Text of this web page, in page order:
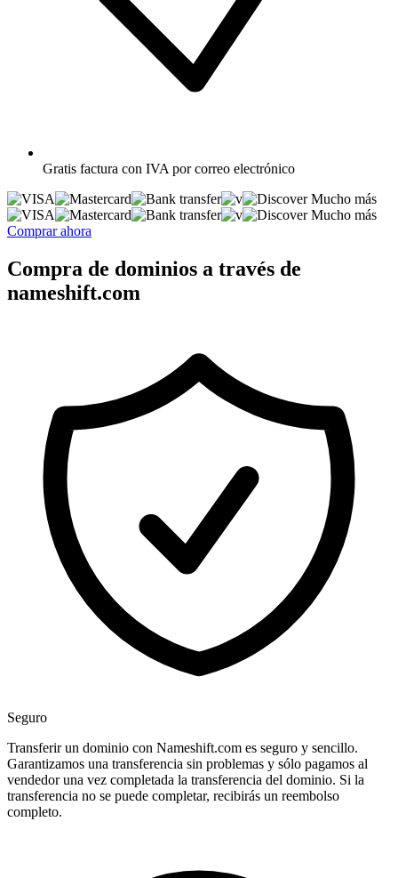
Gratis factura con IVA por correo electrónico
Mucho más
Mucho más
Comprar ahora
Compra de dominios a través de
nameshift.com
Seguro
Transferir un dominio con Nameshift.com es seguro y sencillo.
Garantizamos una transferencia sin problemas y sólo pagamos al
vendedor una vez completada la transferencia del dominio. Si la
transferencia no se puede completar, recibirás un reembolso
completo.